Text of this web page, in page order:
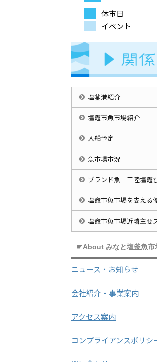
休市日
イベント
塩釜港紹介
塩竈市魚市場紹介
入船予定
魚市場市況
ブランド魚 三陸塩竈
塩竈市魚市場を支える
塩竈市魚市場近隣主要
☛About みなと塩釜魚市
ニュース・お知らせ
会社紹介・事業案内
アクセス案内
コンプライアンスポリシ